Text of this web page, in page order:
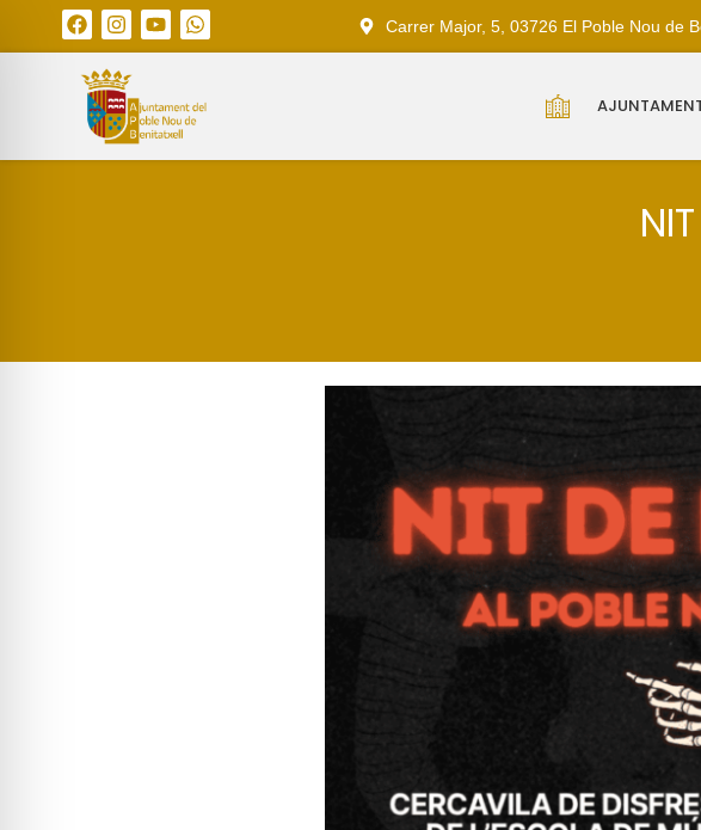
Carrer Major, 5, 03726 El Poble Nou de